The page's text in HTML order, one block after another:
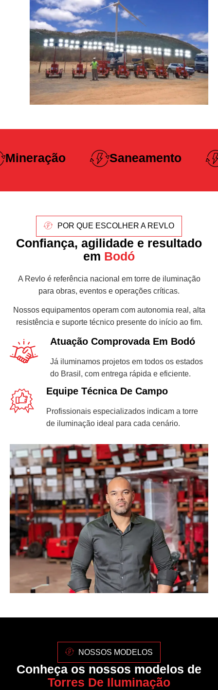
Saneamento
Construção
Pesada
POR QUE ESCOLHER A REVLO
Confiança, agilidade e resultado
em Bodó
A Revlo é referência nacional em torre de iluminação
para obras, eventos e operações críticas.
Nossos equipamentos operam com autonomia real, alta
resistência e suporte técnico presente do início ao fim.
Atuação Comprovada Em Bodó
Já iluminamos projetos em todos os estados
do Brasil, com entrega rápida e eficiente.
Equipe Técnica De Campo
Profissionais especializados indicam a torre
de iluminação ideal para cada cenário.
NOSSOS MODELOS
Conheça os nossos modelos de
Torres De Iluminação